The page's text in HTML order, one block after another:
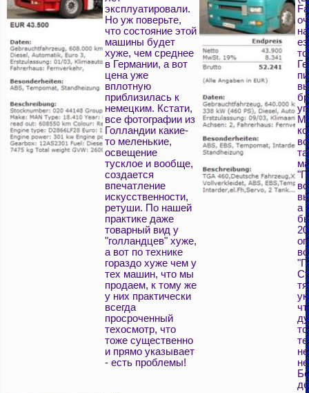
эксплуатировали.
Но уж поверьте,
что состояние этой
машины будет
хуже, чем среднее
в Германии, а вот
цена уже
вплотную
приблизилась к
немецким. Кстати,
все фотографии из
Голландии какие-
то меленькие,
освещение
тусклое и вообще,
создается
впечатление
искусственности,
ретуши. По нашей
практике даже
товарный вид у
"голландцев" хуже,
а вот по технике
гораздо хуже чем у
тех машин, что мы
продаем, к тому же
у них практически
всегда
просроченный
техосмотр, что
тоже существенно
и прямо указывает
- есть проблемы!
а